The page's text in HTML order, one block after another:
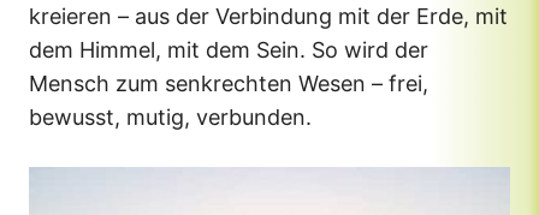
kreieren – aus der Verbindung mit der Erde, mit
dem Himmel, mit dem Sein. So wird der
Mensch zum senkrechten Wesen – frei,
bewusst, mutig, verbunden.